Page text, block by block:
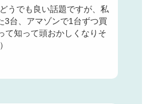
うでも良い話題ですが、私
3台、アマゾンで1台ずつ買
て知って頭おかしくなりそ